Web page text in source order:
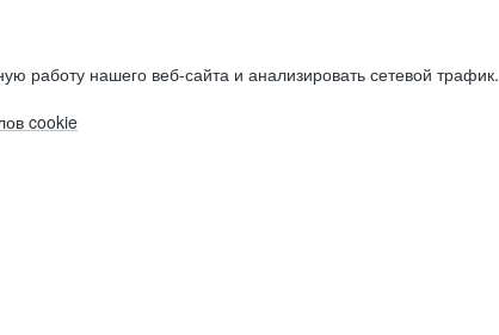
работу нашего веб-сайта и анализировать сетевой трафик.
cookie